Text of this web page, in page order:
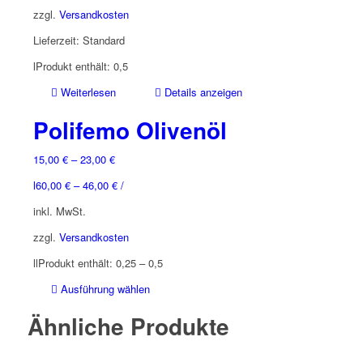
zzgl. Versandkosten
Lieferzeit: Standard
Produkt enthält: 0,5
l
Weiterlesen
Details anzeigen
Polifemo Olivenöl
15,00 €–23,00 €
60,00 €–46,00 €/
l
inkl. MwSt.
zzgl. Versandkosten
Produkt enthält: 0,25
l – 0,5
l
Ausführung wählen
weist
mehrere
Ähnliche Produkte